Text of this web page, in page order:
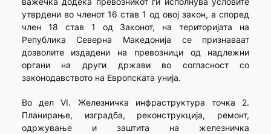
утврдени во членот 16 став 1 од овoj закон, а според
член 18 став 1 од Законот, на територијата на
Република Северна Македонија се признаваат
дозволите издадени на превозници од надлежни
органи на други држави во согласност со
законодавството на Европската унија.
Во дел VI. Железничка инфраструктура точка 2.
Планирање, изградба, реконструкција, ремонт,
одржување и заштита на железничка